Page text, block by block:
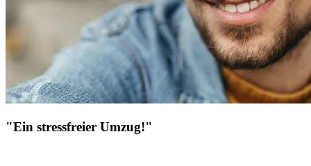
"Ein stressfreier Umzug!"